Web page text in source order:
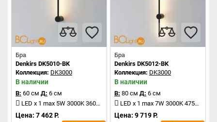
Бра
Denkirs DK5010-BK
Коллекция: DK3000
В наличии
В: 60 см Д: 6 см
LED x 1 max 5W 3000K 360Lm
Цена: 7 462 Р.
Бра
Denkirs DK5012-BK
Коллекция: DK3000
В наличии
В: 80 см Д: 6 см
LED x 1 max 7W 3000K 475Lm
Цена: 9 719 Р.